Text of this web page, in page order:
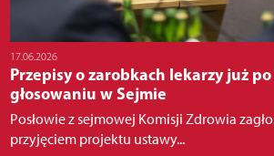
17.06.2026
Przepisy o zarobkach lekarzy już
głosowaniu w Sejmie
Posłowie z sejmowej Komisji Zdrowia
przyjęciem projektu ustawy...